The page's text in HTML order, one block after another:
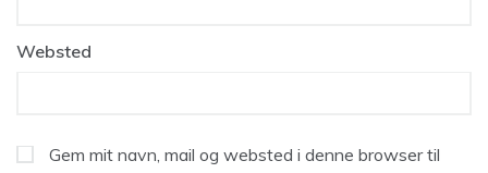
Websted
Gem mit navn, mail og websted i denne browser til